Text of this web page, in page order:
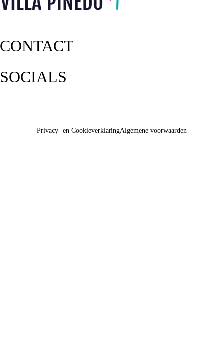
CONTACT
SOCIALS
Privacy- en CookieverklaringAlgemene voorwaarden